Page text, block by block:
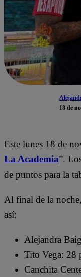
18 de
Este lunes 18 de
La Academia”.
de puntos para la
Al final de la
así:
Alejandra
Tito Vega: 28
Canchita